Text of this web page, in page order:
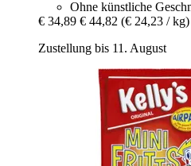
Ohne künstliche
€ 34,89 € 44,82 (€ 24,23 / kg)
Zustellung bis 11. August